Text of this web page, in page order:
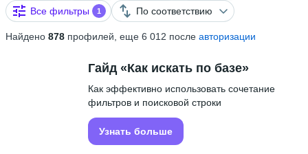
Все фильтры
1 По соответствию
Найдено 878 профилей, еще 6 012 после авторизации
Гайд «Как искать по базе»
Как эффективно использовать сочетание
фильтров и поисковой строки
Узнать больше